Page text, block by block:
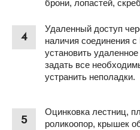
брони, лопастей,
4
Удаленный доступ
наличия соединения
установить
задать все
устранить неполадки.
5
Оцинковка лестниц,
роликоопор, крышек